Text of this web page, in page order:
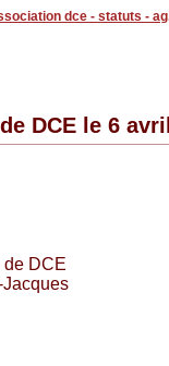
dce - statuts -
DCE le 6 avril
de DCE
Jacques